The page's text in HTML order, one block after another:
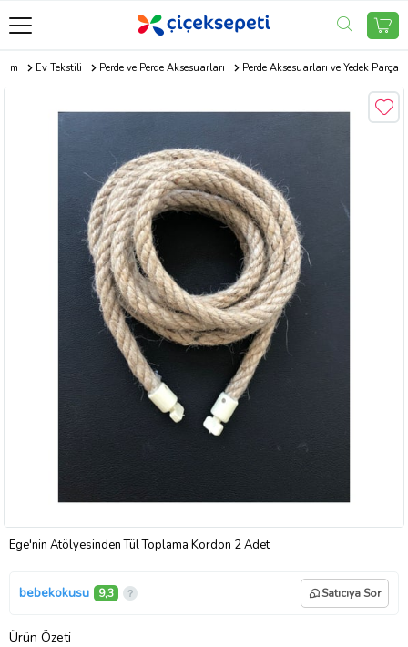
Ev Tekstili Perde ve Perde Aksesuarları Perde Aksesuarları ve Yedek Parça
Ege'nin Atölyesinden Tül Toplama Kordon 2 Adet
bebekokusu 9,3 Satıcıya Sor
Ürün Özeti